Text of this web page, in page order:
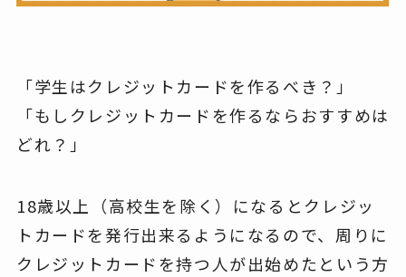
「学生はクレジットカードを作るべき？」
「もしクレジットカードを作るならおすすめは
どれ？」
18歳以上（高校生を除く）になるとクレジッ
トカードを発行出来るようになるので、周りに
クレジットカードを持つ人が出始めたという方